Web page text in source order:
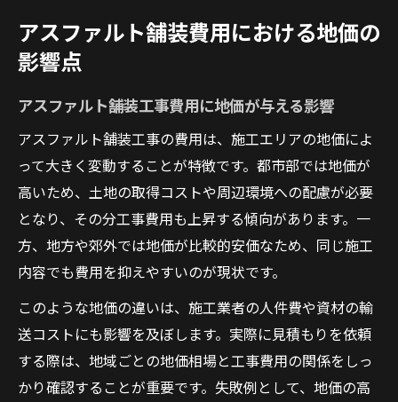
アスファルト舗装費用における地価の
影響点
アスファルト舗装工事費用に地価が与える影響
アスファルト舗装工事の費用は、施工エリアの地価によ
って大きく変動することが特徴です。都市部では地価が
高いため、土地の取得コストや周辺環境への配慮が必要
となり、その分工事費用も上昇する傾向があります。一
方、地方や郊外では地価が比較的安価なため、同じ施工
内容でも費用を抑えやすいのが現状です。
このような地価の違いは、施工業者の人件費や資材の輸
送コストにも影響を及ぼします。実際に見積もりを依頼
する際は、地域ごとの地価相場と工事費用の関係をしっ
かり確認することが重要です。失敗例として、地価の高